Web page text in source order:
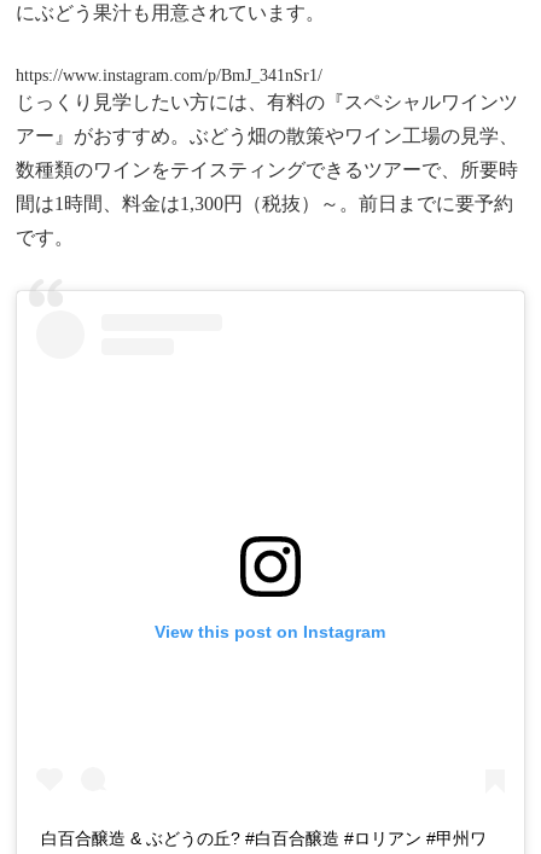
にぶどう果汁も用意されています。
https://www.instagram.com/p/BmJ_341nSr1/
じっくり見学したい方には、有料の『スペシャルワインツ
アー』がおすすめ。ぶどう畑の散策やワイン工場の見学、
数種類のワインをテイスティングできるツアーで、所要時
間は1時間、料金は1,300円（税抜）～。前日までに要予約
です。
View this post on Instagram
白百合醸造 & ぶどうの丘? #白百合醸造 #ロリアン #甲州ワ